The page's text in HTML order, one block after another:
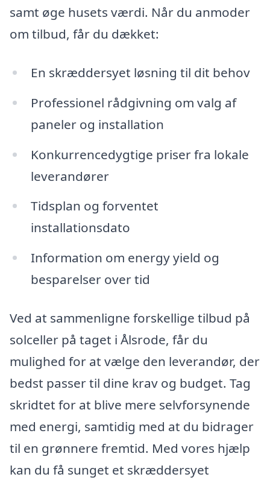
samt øge husets værdi. Når du anmoder
om tilbud, får du dækket:
En skræddersyet løsning til dit behov
Professionel rådgivning om valg af
paneler og installation
Konkurrencedygtige priser fra lokale
leverandører
Tidsplan og forventet
installationsdato
Information om energy yield og
besparelser over tid
Ved at sammenligne forskellige tilbud på
solceller på taget i Ålsrode, får du
mulighed for at vælge den leverandør, der
bedst passer til dine krav og budget. Tag
skridtet for at blive mere selvforsynende
med energi, samtidig med at du bidrager
til en grønnere fremtid. Med vores hjælp
kan du få sunget et skræddersyet